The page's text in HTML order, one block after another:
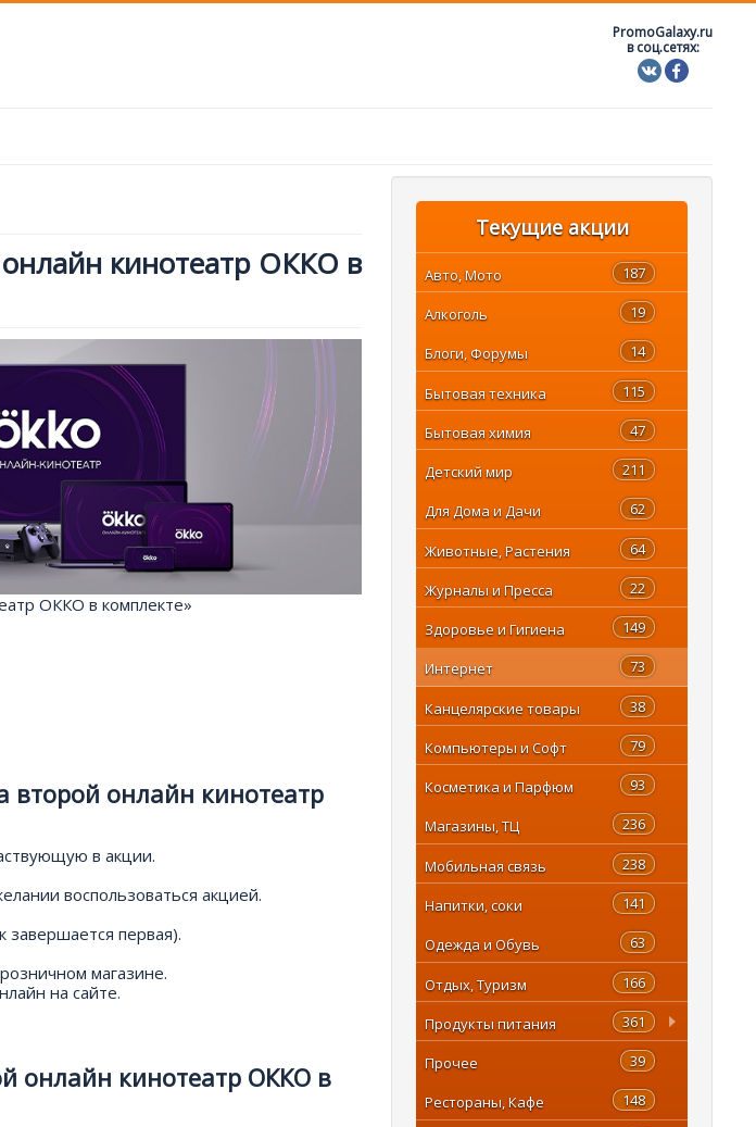
PromoGalaxy.ru
в соц.сетях:
кинотеатр ОККО в
ОККО в комплекте»
второй онлайн кинотеатр
в акции.
воспользоваться акцией.
завершается первая).
магазине.
на сайте.
онлайн кинотеатр ОККО в
Текущие акции
187
Авто, Мото
19
Алкоголь
14
Блоги, Форумы
115
Бытовая техника
47
Бытовая химия
211
Детский мир
62
Для Дома и Дачи
64
Животные, Растения
22
Журналы и Пресса
149
Здоровье и Гигиена
73
Интернет
38
Канцелярские товары
79
Компьютеры и Софт
93
Косметика и Парфюм
236
Магазины, ТЦ
238
Мобильная связь
141
Напитки, соки
63
Одежда и Обувь
166
Отдых, Туризм
361
Продукты питания
39
Прочее
148
Рестораны, Кафе